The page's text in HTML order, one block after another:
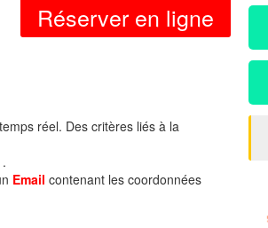
Réserver en ligne
réel. Des critères liés à la
Email contenant les coordonnées